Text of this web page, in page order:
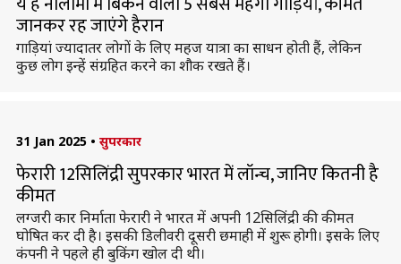
जानकर रह जाएंगे हैरान
गाड़ियां ज्यादातर लोगों के लिए महज यात्रा का साधन होती हैं, लेकिन
कुछ लोग इन्हें संग्रहित करने का शौक रखते हैं।
31 Jan 2025 • सुपरकार
फेरारी 12सिलिंद्री सुपरकार भारत में लॉन्च, जानिए कितनी है
कीमत
लग्जरी कार निर्माता फेरारी ने भारत में अपनी 12सिलिंद्री की कीमत
घोषित कर दी है। इसकी डिलीवरी दूसरी छमाही में शुरू होगी। इसके लिए
कंपनी ने पहले ही बुकिंग खोल दी थी।